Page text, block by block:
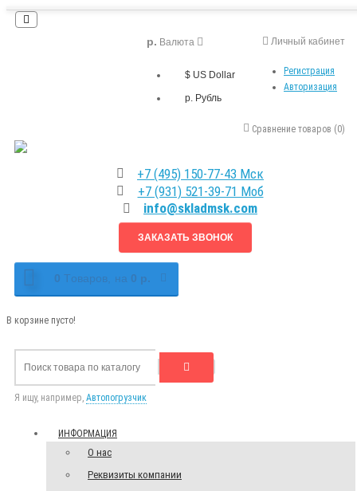
Личный кабинет
Регистрация
Авторизация
р. Валюта
$ US Dollar
р. Рубль
Сравнение товаров (0)
+7 (495) 150-77-43 Мск
+7 (931) 521-39-71 Моб
info@skladmsk.com
ЗАКАЗАТЬ ЗВОНОК
0 Tоваров, на 0 р.
В корзине пусто!
Я ищу, например, Автопогрузчик
ИНФОРМАЦИЯ
О нас
Реквизиты компании